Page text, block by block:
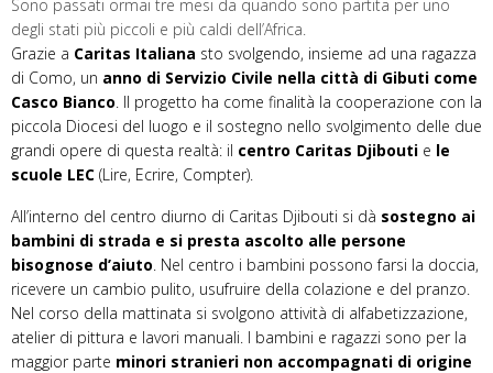
Sono passati ormai tre mesi da quando sono partita per uno
degli stati più piccoli e più caldi dell’Africa.
Grazie a Caritas Italiana sto svolgendo, insieme ad una ragazza
di Como, un anno di Servizio Civile nella città di Gibuti come
Casco Bianco. Il progetto ha come finalità la cooperazione con la
piccola Diocesi del luogo e il sostegno nello svolgimento delle due
grandi opere di questa realtà: il centro Caritas Djibouti e le
scuole LEC (Lire, Ecrire, Compter).
All’interno del centro diurno di Caritas Djibouti si dà sostegno ai
bambini di strada e si presta ascolto alle persone
bisognose d’aiuto. Nel centro i bambini possono farsi la doccia,
ricevere un cambio pulito, usufruire della colazione e del pranzo.
Nel corso della mattinata si svolgono attività di alfabetizzazione,
atelier di pittura e lavori manuali. I bambini e ragazzi sono per la
maggior parte minori stranieri non accompagnati di origine